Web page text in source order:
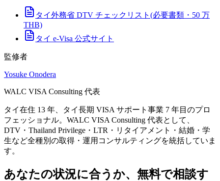
タイ外務省 DTV チェックリスト(必要書類・50 万
THB)
タイ e-Visa 公式サイト
監修者
Yosuke Onodera
WALC VISA Consulting 代表
タイ在住 13 年、タイ長期 VISA サポート事業 7 年目のプロ
フェッショナル。WALC VISA Consulting 代表として、
DTV・Thailand Privilege・LTR・リタイアメント・結婚・学
生など全種別の取得・運用コンサルティングを統括していま
す。
あなたの状況に合うか、無料で相談す